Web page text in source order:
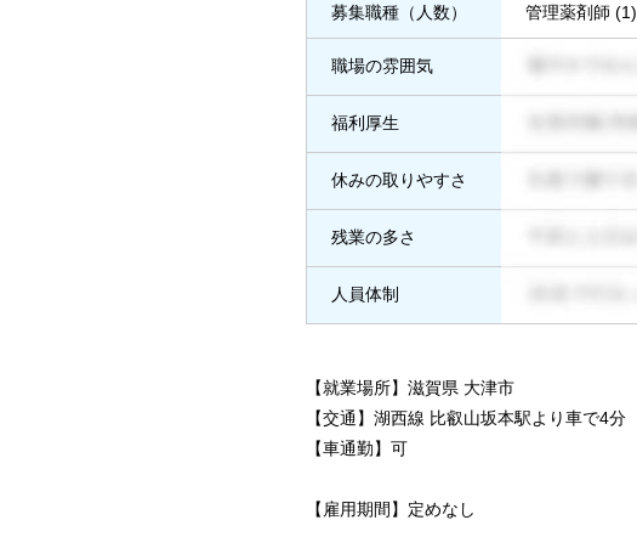
募集職種（人数） 管理薬剤師 (1)
職場の雰囲気
福利厚生
休みの取りやすさ
残業の多さ
人員体制
【就業場所】滋賀県 大津市
【交通】湖西線 比叡山坂本駅より車で4分
【車通勤】可
【雇用期間】定めなし